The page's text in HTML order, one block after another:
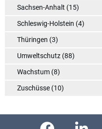
Sachsen-Anhalt (15)
Schleswig-Holstein (4)
Thüringen (3)
Umweltschutz (88)
Wachstum (8)
Zuschüsse (10)